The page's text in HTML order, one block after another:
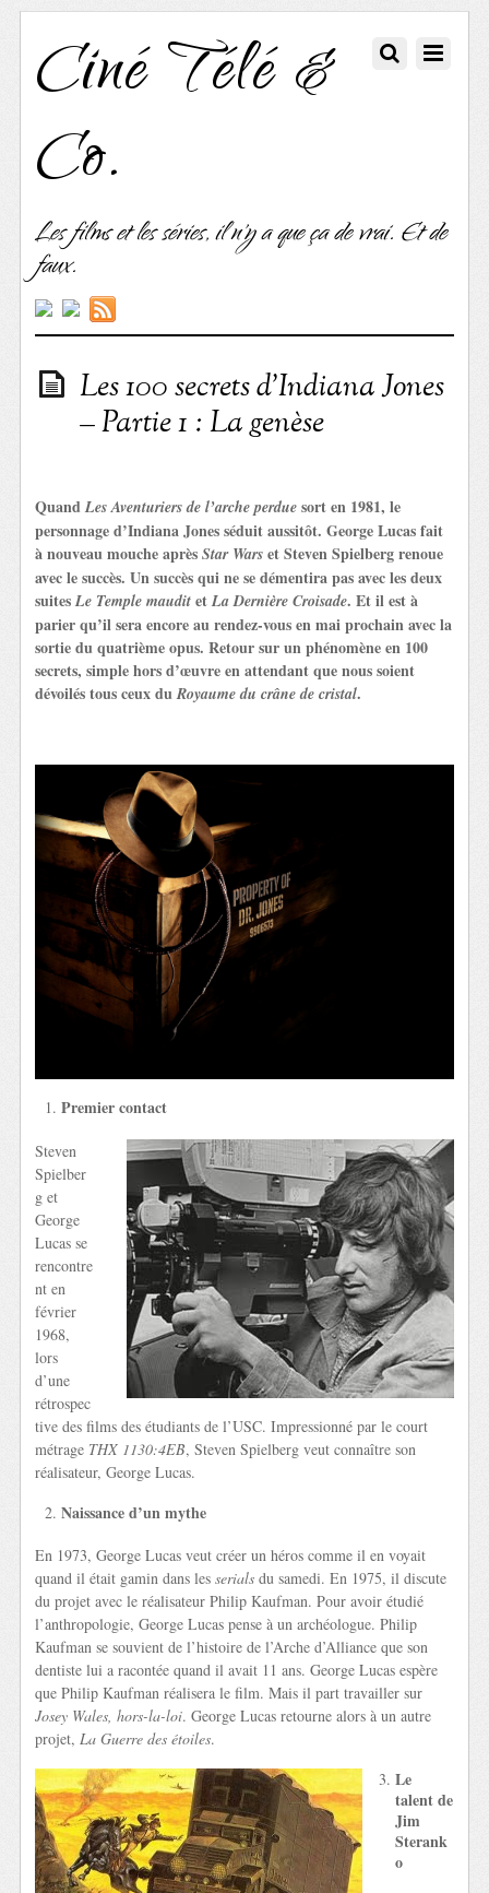
Ciné Télé &
Co.
Les films et les séries, il n'y a que ça de vrai. Et de
faux.
Les 100 secrets d’Indiana Jones
– Partie 1 : La genèse
QuandLes Aventuriers de l’arche perdue sort en 1981, le
personnage d’Indiana Jones séduit aussitôt. George Lucas fait
à nouveau mouche aprèsStar Wars et Steven Spielberg renoue
avec le succès. Un succès qui ne se démentira pas avec les deux
suitesLe Temple maudit etLa Dernière Croisade. Et il est à
parier qu’il sera encore au rendez-vous en mai prochain avec la
sortie du quatrième opus. Retour sur un phénomène en 100
secrets, simple hors d’œuvre en attendant que nous soient
dévoilés tous ceux duRoyaume du crâne de cristal.
Premier contact
Steven
Spielber
g et
George
Lucas se
rencontre
nt en
février
1968,
lors
d’une
rétrospec
tive des films des étudiants de l’USC. Impressionné par le court
métrage THX 1130:4EB, Steven Spielberg veut connaître son
réalisateur, George Lucas.
Naissance d’un mythe
En 1973, George Lucas veut créer un héros comme il en voyait
quand il était gamin dans lesserials du samedi. En 1975, il discute
du projet avec le réalisateur Philip Kaufman. Pour avoir étudié
l’anthropologie, George Lucas pense à un archéologue. Philip
Kaufman se souvient de l’histoire de l’Arche d’Alliance que son
dentiste lui a racontée quand il avait 11 ans. George Lucas espère
que Philip Kaufman réalisera le film. Mais il part travailler sur
Josey Wales, hors-la-loi. George Lucas retourne alors à un autre
projet,La Guerre des étoiles.
Le
talent de
Jim
Sterank
o